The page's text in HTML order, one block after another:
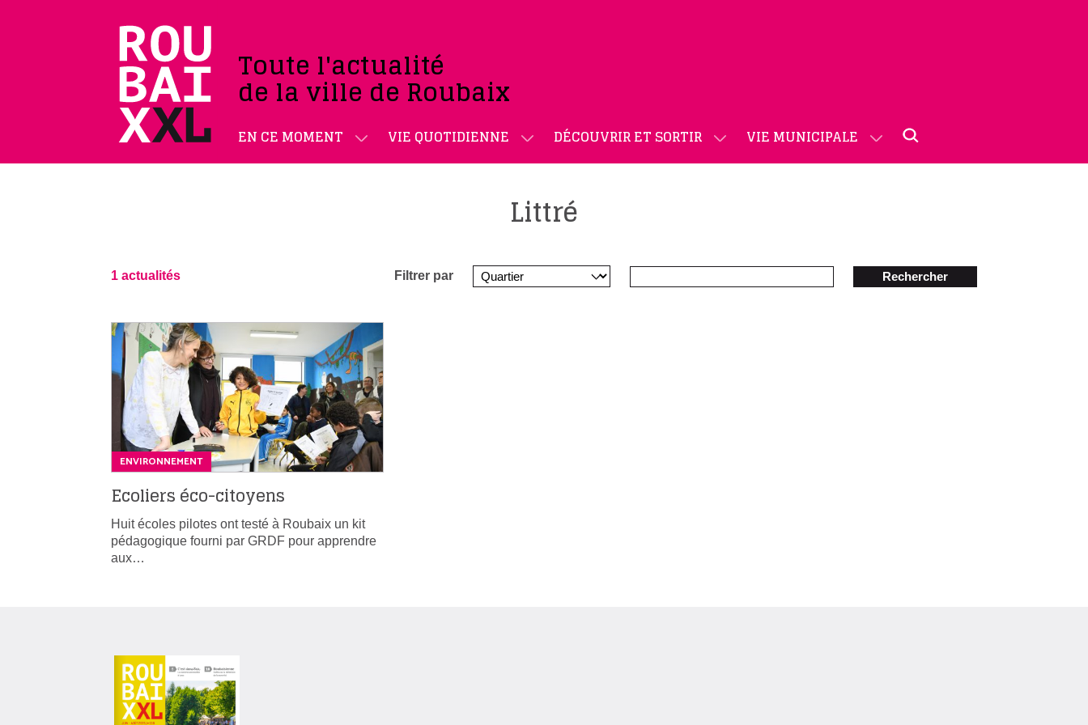
Toute l'actualité
de la ville de Roubaix
EN CE MOMENT VIE QUOTIDIENNE DÉCOUVRIR ET SORTIR VIE MUNICIPALE
Littré
1 actualités Filtrer par Rechercher
ENVIRONNEMENT
Ecoliers éco-citoyens
Huit écoles pilotes ont testé à Roubaix un kit
pédagogique fourni par GRDF pour apprendre
aux…